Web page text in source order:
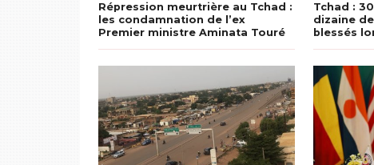
Répression meurtrière au Tchad :
les condamnation de l’ex
Premier ministre Aminata Touré
Tchad :
dizaine
blessés